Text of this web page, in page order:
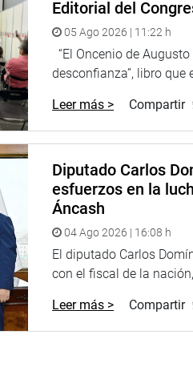
Editorial del
05 Ago 2026 | 11:22 h
“El Oncenio de
desconfianza”, libro que
Leer más > Compartir
Diputado Carlos
esfuerzos en la
Áncash
04 Ago 2026 | 16:08 h
El diputado Carlos
con el fiscal de la
Leer más > Compartir